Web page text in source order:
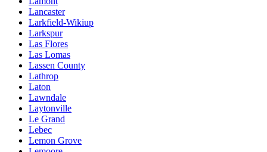
Lancaster
Larkfield-Wikiup
Larkspur
Las Flores
Las Lomas
Lassen County
Lathrop
Laton
Lawndale
Laytonville
Le Grand
Lebec
Lemon Grove